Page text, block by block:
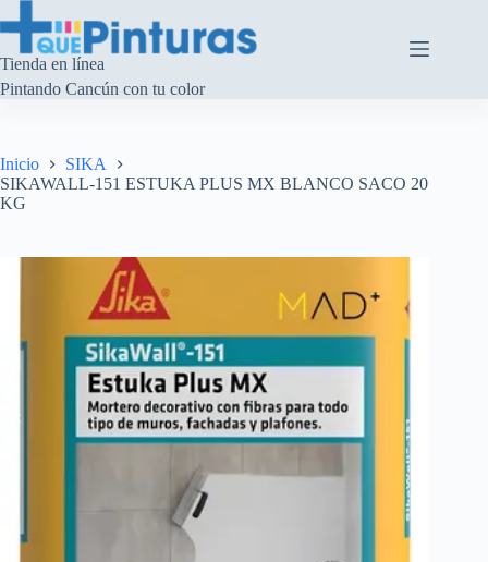
al
contenido
Tienda en línea
Pintando Cancún con tu color
Inicio
SIKA
SIKAWALL-151 ESTUKA PLUS MX BLANCO SACO 20
KG